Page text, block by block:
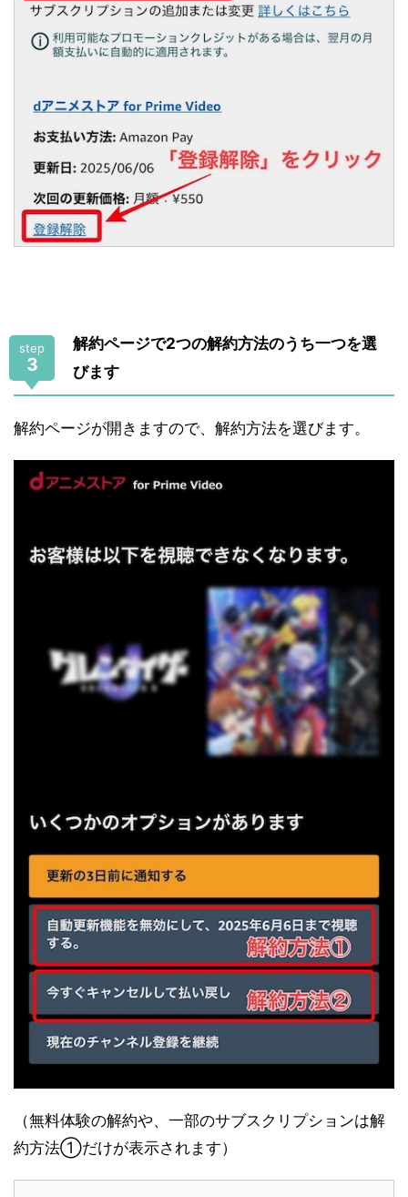
step
3
解約ページで2つの解約方法のうち一つを選
びます
解約ページが開きますので、解約方法を選びます。
（無料体験の解約や、一部のサブスクリプションは解
約方法①だけが表示されます）